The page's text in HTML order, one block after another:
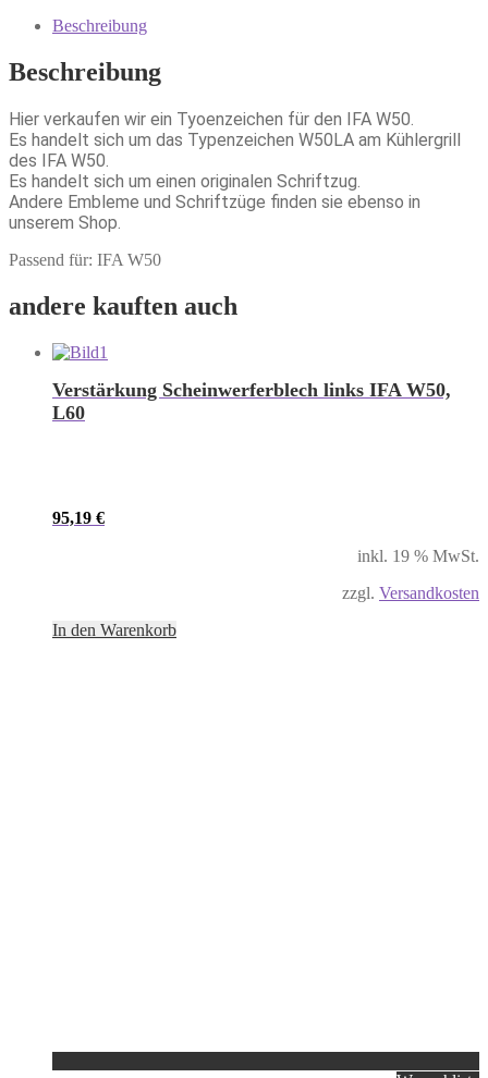
Beschreibung
Beschreibung
Hier verkaufen wir ein Tyoenzeichen für den IFA W50.
Es handelt sich um das Typenzeichen W50LA am Kühlergrill
des IFA W50.
Es handelt sich um einen originalen Schriftzug.
Andere Embleme und Schriftzüge finden sie ebenso in
unserem Shop.
Passend für: IFA W50
andere kauften auch
Verstärkung Scheinwerferblech links IFA W50,
L60
95,19 €
inkl. 19 % MwSt.
zzgl. Versandkosten
In den Warenkorb